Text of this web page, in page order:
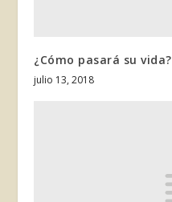
¿Cómo pasará su vida?
julio 13, 2018